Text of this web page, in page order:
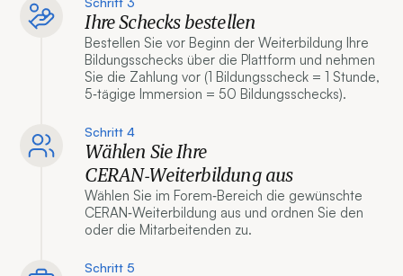
Ihre Schecks bestellen
Bestellen Sie vor Beginn der Weiterbildung Ihre
Bildungsschecks über die Plattform und nehmen
Sie die Zahlung vor (1 Bildungsscheck = 1 Stunde,
5‑tägige Immersion = 50 Bildungsschecks).
Schritt 4
Wählen Sie Ihre
CERAN‑Weiterbildung aus
Wählen Sie im Forem‑Bereich die gewünschte
CERAN‑Weiterbildung aus und ordnen Sie den
oder die Mitarbeitenden zu.
Schritt 5